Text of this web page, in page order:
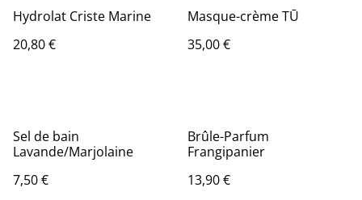
Hydrolat Criste Marine
20,80 €
Masque-crème TŪ
35,00 €
Sel de bain
Lavande/Marjolaine
7,50 €
Brûle-Parfum
Frangipanier
13,90 €